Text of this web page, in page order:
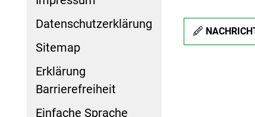
Datenschutzerklärung
Sitemap
Erklärung
Barrierefreiheit
Einfache Sprache